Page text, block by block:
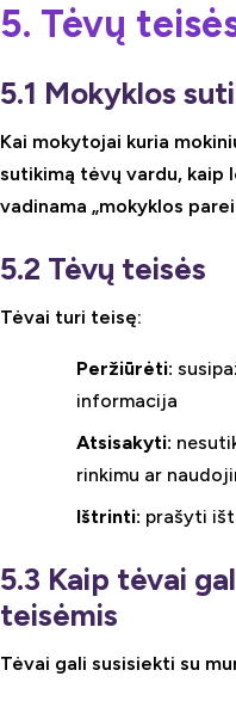
5. Tėvų
5.1 Mokyklos
Kai mokytojai kuria
sutikimą tėvų vardu, kaip
vadinama „mokyklos
5.2 Tėvų teisės
Tėvai turi teisę:
Peržiūrėti:
informacija
Atsisakyti:
rinkimu ar
Ištrinti: prašyti
5.3 Kaip tėvai
teisėmis
Tėvai gali susisiekti su